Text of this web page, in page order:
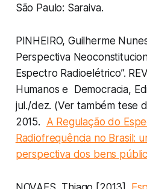
São Paulo: Saraiva.
PINHEIRO, Guilherme
Perspectiva
Espectro Radioelétrico”.
Humanos e Democracia,
jul./dez. (Ver também tese
2015. A Regulação do
Radiofrequência no Brasil:
perspectiva dos bens